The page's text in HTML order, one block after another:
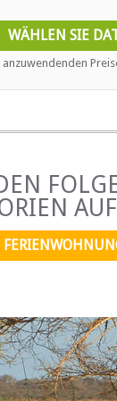
friendly family
and features a
and a pool with a
WÄHLEN SIE